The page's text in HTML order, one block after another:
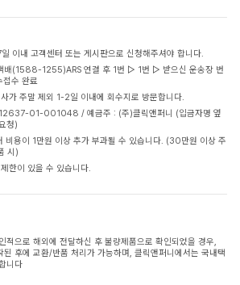
이내 고객센터 또는 게시판으로 신청해주셔야 합니다.
배(1588-1255)ARS 연결 후 1번 ▷ 1번 ▷ 받으신 운송장 번
수 완료
가 주말 제외 1-2일 이내에 회수지로 방문합니다.
01-001048 / 예금주 : (주)클릭앤퍼니 (입금자명 옆
청)
비용이 1만원 이상 추가 부과될 수 있습니다. (30만원 이상 주
시)
한이 있을 수 있습니다.
적으로 해외에 전달하신 후 불량제품으로 확인되었을 경우,
된 후에 교환/반품 처리가 가능하며, 클릭앤퍼니에서는 국내택
니다